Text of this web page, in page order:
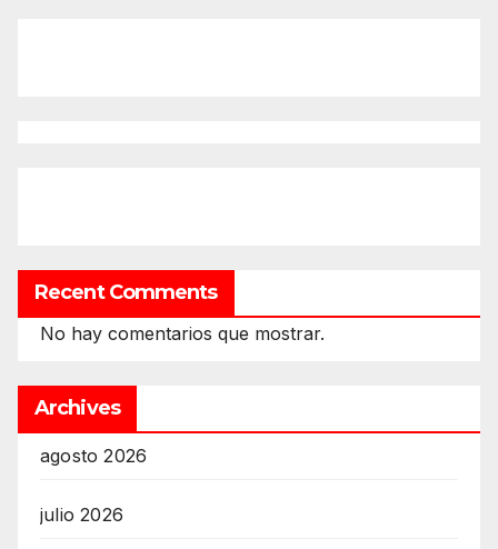
Recent Comments
No hay comentarios que mostrar.
Archives
agosto 2026
julio 2026